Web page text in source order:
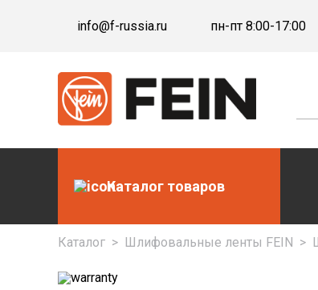
info@f-russia.ru пн-пт 8:00-17:00
Каталог товаров
Каталог > Шлифовальные ленты FEIN >